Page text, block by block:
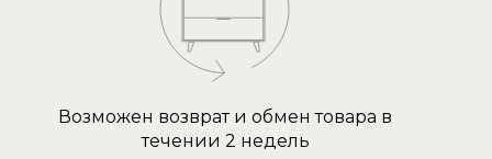
Возможен возврат и обмен товара в
течении 2 недель